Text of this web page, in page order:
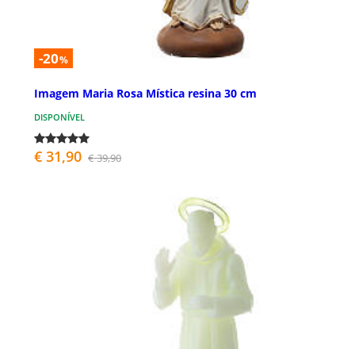
-20%
Imagem Maria Rosa Mística resina 30 cm
DISPONÍVEL
€ 31,90 € 39,90